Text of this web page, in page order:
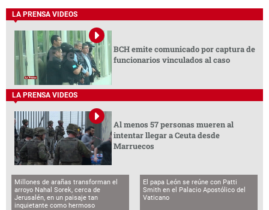
LA PRENSA VIDEOS
BCH emite comunicado por captura de
funcionarios vinculados al caso
LA PRENSA VIDEOS
Al menos 57 personas mueren al
intentar llegar a Ceuta desde
Marruecos
Millones de arañas transforman el
arroyo Nahal Sorek, cerca de
Jerusalén, en un paisaje tan
inquietante como hermoso
El papa León se reúne con Patti
Smith en el Palacio Apostólico del
Vaticano